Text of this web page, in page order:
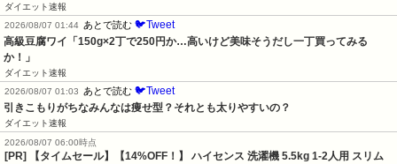
ダイエット速報
2026/08/07 01:44 あとで読む 🐦Tweet
高級豆腐ワイ「150g×2丁で250円か…高いけど美味そうだし一丁買ってみる
か！」
ダイエット速報
2026/08/07 01:03
あとで読む 🐦Tweet
引きこもりがちなみんなは痩せ型？それとも太りやすいの？
ダイエット速報
2026/08/07 06:00時点
[PR] 【タイムセール】【14%OFF！】 ハイセンス 洗濯機 5.5kg 1-2人用 スリム